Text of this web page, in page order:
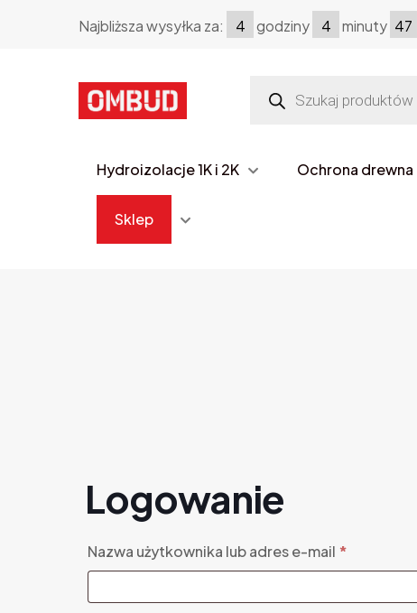
Najbliższa wysyłka za: 4 godziny 4 minuty 47
produktów
Hydroizolacje 1K i 2K Ochrona drewna
Sklep
Logowanie
Nazwa użytkownika lub adres e-mail *Wymagane